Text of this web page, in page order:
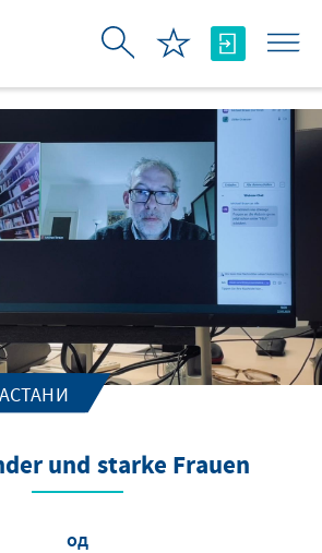
und starke Frauen
од